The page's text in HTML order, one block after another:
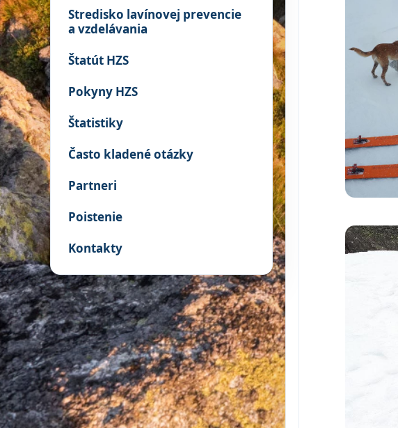
Stredisko lavínovej prevencie
a vzdelávania
Štatút HZS
Pokyny HZS
Štatistiky
Často kladené otázky
Partneri
Poistenie
Kontakty